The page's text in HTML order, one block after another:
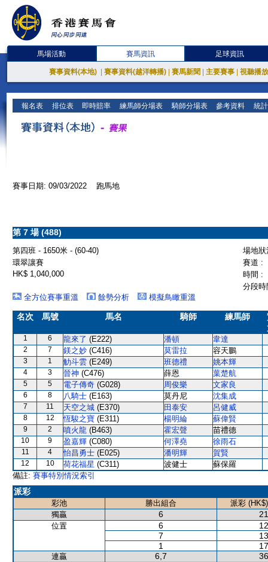
馬場活動 賽馬資訊 足球資訊
賽事資料(本地) 賽事資料(越洋轉播) 賽馬新聞 主要賽事 視聽播
報名表 排位表 即時賠率 練馬師分場表 騎師分場表 參考資料 統
賽事日期: 09/03/2022 跑馬地
第 7 場 (488)
第四班 - 1650米 - (60-40)
場地
環翠讓賽
賽道 :
HK$ 1,040,000
時間 :
分段
全方位賽事重溫
餘勢分析 模擬鳥瞰重溫
名次 馬號 馬名 騎師 練馬師
1 6 龍來了 (E222) 潘頓 韋達
2 7 鎂之妙 (C416) 莫雷拉 容天鵬
3 1 觔斗雲 (E249) 班德禮 姚本輝
4 3 晉神 (C476) 薛恩 葉楚航
5 5 電子傳奇 (G028) 周俊樂 文家良
6 8 八騎士 (E163) 莫丹尼 沈集成
7 11 天空之城 (E370) 田泰安 呂健威
8 12 恆駿之寶 (E311) 楊明綸 蘇偉賢
9 2 噴火龍 (B463) 霍宏聲 苗禮德
10 9 盈嘉輝 (C080) 何澤堯 徐雨石
11 4 怡昌勇士 (E025) 潘明輝 賀賢
12 10 荷花福星 (C311) 波健士
蘇保羅
備註: 賽事特別情況索引
派彩
彩池 勝出組合
派彩 (HK$)
獨贏
6
位置 6
7
1
連贏 6,7